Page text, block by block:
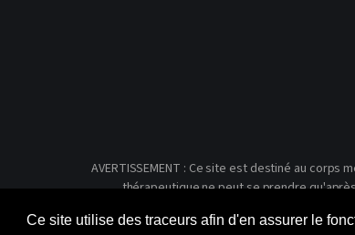
Ce site utilise des traceurs afin d'en assurer le
AVERTISSEMENT : Ce site est destiné au
thérapeutique ne peut se prendre